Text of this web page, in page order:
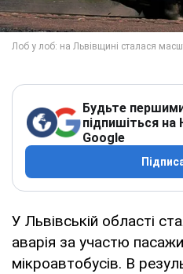
Будьте
підпишіться на
Google
У Львівській області
аварія за участю
мікроавтобусів. В